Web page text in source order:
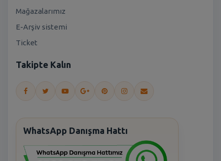
Mağazalarımız
E-Arşiv sistemi
Ticket
Takipte Kalın
WhatsApp Danışma Hattı